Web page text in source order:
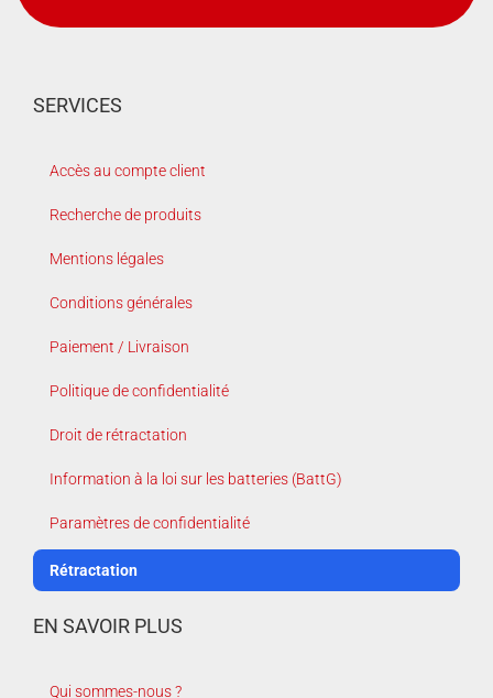
SERVICES
Accès au compte client
Recherche de produits
Mentions légales
Conditions générales
Paiement / Livraison
Politique de confidentialité
Droit de rétractation
Information à la loi sur les batteries (BattG)
Paramètres de confidentialité
Rétractation
EN SAVOIR PLUS
Qui sommes-nous ?